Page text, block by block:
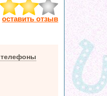
оставить отзыв
телефоны